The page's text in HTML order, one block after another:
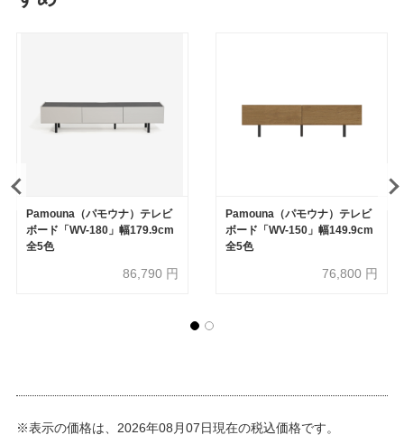
Pamouna（パモウナ）テレビ
ボード「WV-180」幅179.9cm
全5色
86,790 円
Pamouna（パモウナ）テレビ
ボード「WV-150」幅149.9cm
全5色
76,800 円
※表示の価格は、2026年08月07日現在の税込価格です。